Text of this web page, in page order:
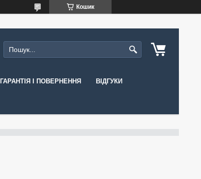
Кошик
ГАРАНТІЯ І ПОВЕРНЕННЯ ВІДГУКИ